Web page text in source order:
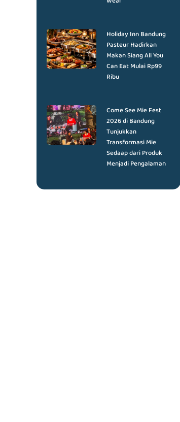
Holiday Inn Bandung
Pasteur Hadirkan
Makan Siang All You
Can Eat Mulai Rp99
Ribu
Come See Mie Fest
2026 di Bandung
Tunjukkan
Transformasi Mie
Sedaap dari Produk
Menjadi Pengalaman